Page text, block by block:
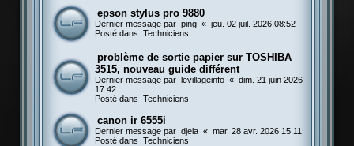
epson stylus pro 9880
Dernier message par ping « jeu. 02 juil. 2026 08:52
Posté dans Techniciens
problème de sortie papier sur TOSHIBA
3515, nouveau guide différent
Dernier message par levillageinfo « dim. 21 juin 2026
17:42
Posté dans Techniciens
canon ir 6555i
Dernier message par djela « mar. 28 avr. 2026 15:11
Posté dans Techniciens